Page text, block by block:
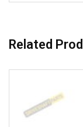
Related